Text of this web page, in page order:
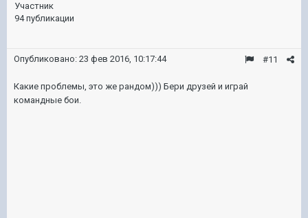
Участник
94 публикации
#11
Опубликовано: 23 фев 2016, 10:17:44
Какие проблемы, это же рандом))) Бери друзей и играй
командные бои.